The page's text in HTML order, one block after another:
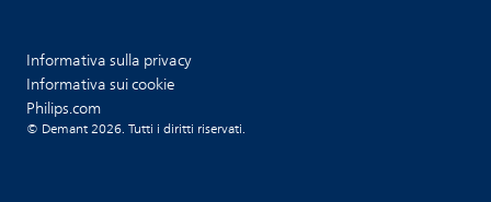
Informativa sulla privacy
Informativa sui cookie
Philips.com
© Demant 2026. Tutti i diritti riservati.